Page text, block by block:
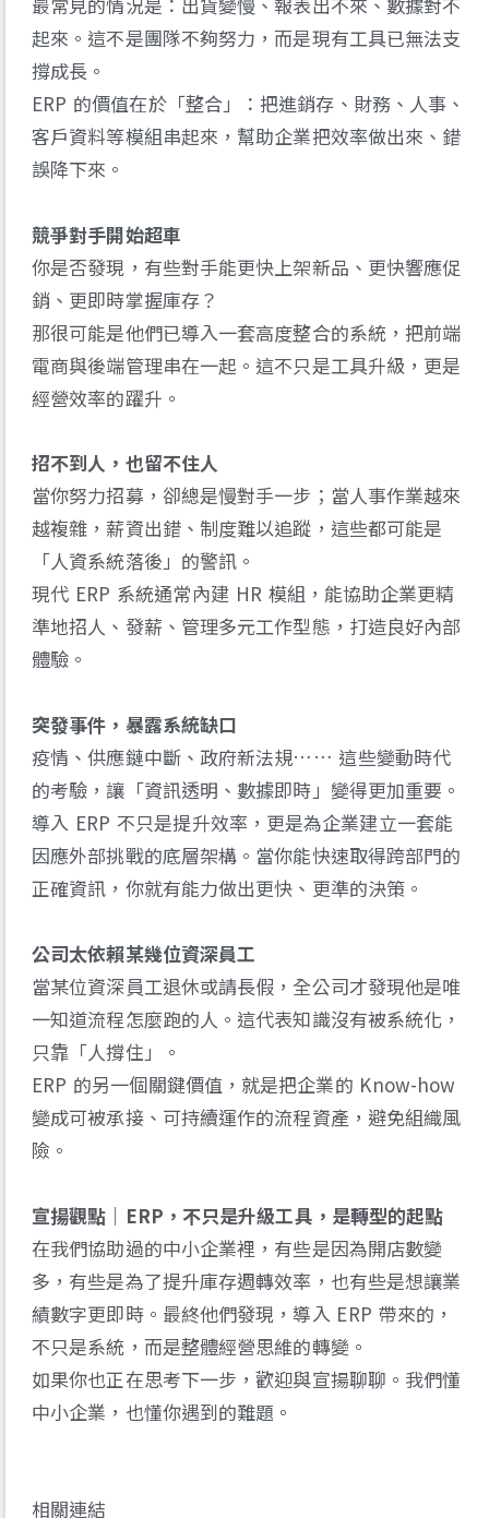
起來。這不是團隊不夠努力，而是現有工具已無法支
撐成長。
ERP 的價值在於「整合」：把進銷存、財務、人事、
客戶資料等模組串起來，幫助企業把效率做出來、錯
誤降下來。
競爭對手開始超車
你是否發現，有些對手能更快上架新品、更快響應促
銷、更即時掌握庫存？
那很可能是他們已導入一套高度整合的系統，把前端
電商與後端管理串在一起。這不只是工具升級，更是
經營效率的躍升。
招不到人，也留不住人
當你努力招募，卻總是慢對手一步；當人事作業越來
越複雜，薪資出錯、制度難以追蹤，這些都可能是
「人資系統落後」的警訊。
現代 ERP 系統通常內建 HR 模組，能協助企業更精
準地招人、發薪、管理多元工作型態，打造良好內部
體驗。
突發事件，暴露系統缺口
疫情、供應鏈中斷、政府新法規…… 這些變動時代
的考驗，讓「資訊透明、數據即時」變得更加重要。
導入 ERP 不只是提升效率，更是為企業建立一套能
因應外部挑戰的底層架構。當你能快速取得跨部門的
正確資訊，你就有能力做出更快、更準的決策。
公司太依賴某幾位資深員工
當某位資深員工退休或請長假，全公司才發現他是唯
一知道流程怎麼跑的人。這代表知識沒有被系統化，
只靠「人撐住」。
ERP 的另一個關鍵價值，就是把企業的 Know-how
變成可被承接、可持續運作的流程資產，避免組織風
險。
宣揚觀點｜ERP，不只是升級工具，是轉型的起點
在我們協助過的中小企業裡，有些是因為開店數變
多，有些是為了提升庫存週轉效率，也有些是想讓業
績數字更即時。最終他們發現，導入 ERP 帶來的，
不只是系統，而是整體經營思維的轉變。
如果你也正在思考下一步，歡迎與宣揚聊聊。我們懂
中小企業，也懂你遇到的難題。
相關連結